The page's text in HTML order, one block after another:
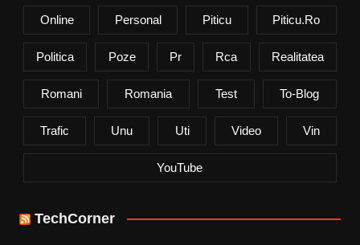
Online Personal Piticu Piticu.ro
Politica Poze Pr Rca Realitatea
Romani Romania Test To-Blog
Trafic Unu Uti Video Vin
YouTube
TechCorner